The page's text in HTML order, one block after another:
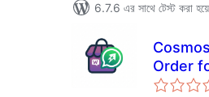
6.7.6 এর সাথে টেস্ট করা
Order